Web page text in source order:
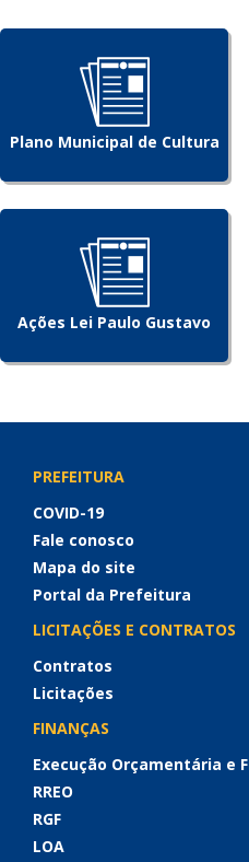
Plano Municipal de Cultura
Ações Lei Paulo Gustavo
PREFEITURA
COVID-19
Fale conosco
Mapa do site
Portal da Prefeitura
LICITAÇÕES E CONTRATOS
Contratos
Licitações
FINANÇAS
Execução Orçamentária e
RREO
RGF
LOA